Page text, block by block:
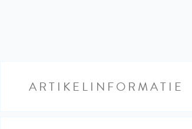
ARTIKELINFORMATIE